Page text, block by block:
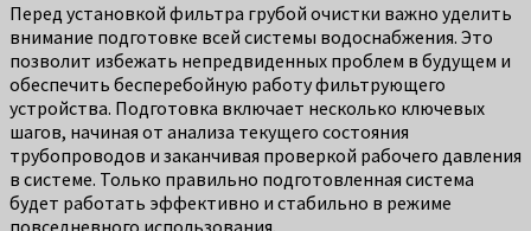
Перед установкой фильтра грубой очистки важно уделить
внимание подготовке всей системы водоснабжения. Это
позволит избежать непредвиденных проблем в будущем и
обеспечить бесперебойную работу фильтрующего
устройства. Подготовка включает несколько ключевых
шагов, начиная от анализа текущего состояния
трубопроводов и заканчивая проверкой рабочего давления
в системе. Только правильно подготовленная система
будет работать эффективно и стабильно в режиме